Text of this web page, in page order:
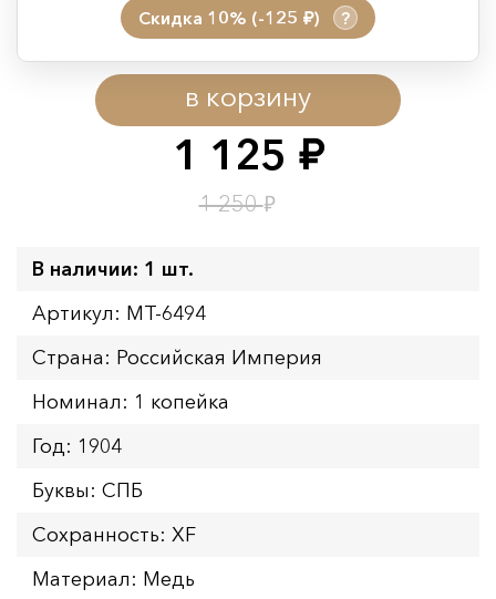
1 125 руб.
1 250₽
в корзину
Скидка 10% (-125 руб.) ?
Период действия акции:
Начало:
08.08.2026 00:01
Окончание:
09.08.2026 23:59
Время до окончания:
В наличии: 1 шт.
Артикул: MT-6494
Страна: Российская Империя
Номинал: 1 копейка
Год: 1904
Буквы: СПБ
Сохранность: XF
Материал: Медь